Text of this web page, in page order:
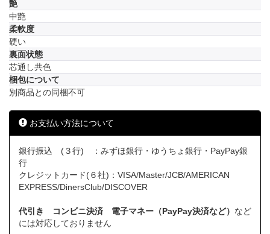
艶
中艶
柔軟度
硬い
裏面状態
芯通し共色
梱包について
別商品との同梱不可
お支払い方法について
銀行振込 (３行) ：みずほ銀行・ゆうちょ銀行・PayPay銀
行
クレジットカード(６社)：VISA/Master/JCB/AMERICAN
EXPRESS/DinersClub/DISCOVER
代引き コンビニ決済 電子マネー（PayPay決済など） など
には対応しておりません